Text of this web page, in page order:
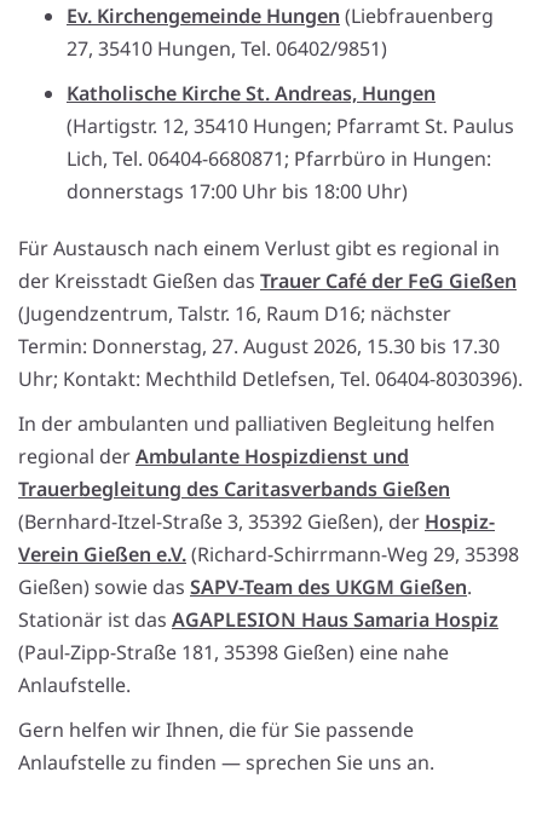
Ev. Kirchengemeinde Hungen (Liebfrauenberg
27, 35410 Hungen, Tel. 06402/9851)
Katholische Kirche St. Andreas, Hungen
(Hartigstr. 12, 35410 Hungen; Pfarramt St. Paulus
Lich, Tel. 06404-6680871; Pfarrbüro in Hungen:
donnerstags 17:00 Uhr bis 18:00 Uhr)
Für Austausch nach einem Verlust gibt es regional in
der Kreisstadt Gießen das Trauer Café der FeG Gießen
(Jugendzentrum, Talstr. 16, Raum D16; nächster
Termin: Donnerstag, 27. August 2026, 15.30 bis 17.30
Uhr; Kontakt: Mechthild Detlefsen, Tel. 06404-8030396).
In der ambulanten und palliativen Begleitung helfen
regional derAmbulante Hospizdienst und
Trauerbegleitung des Caritasverbands Gießen
(Bernhard-Itzel-Straße 3, 35392 Gießen), der Hospiz-
Verein Gießen e.V.(Richard-Schirrmann-Weg 29, 35398
Gießen) sowie das SAPV-Team des UKGM Gießen.
Stationär ist das AGAPLESION Haus Samaria Hospiz
(Paul-Zipp-Straße 181, 35398 Gießen) eine nahe
Anlaufstelle.
Gern helfen wir Ihnen, die für Sie passende
Anlaufstelle zu finden — sprechen Sie uns an.